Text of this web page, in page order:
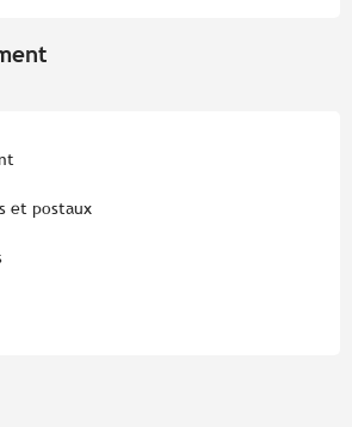
et postaux